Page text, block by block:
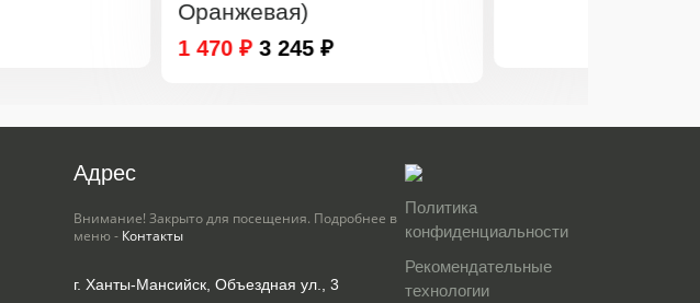
3 245 ₽
Адрес
Внимание! Закрыто для посещения. Подробнее в
меню - Контакты
г. Ханты-Мансийск, Объездная ул., 3
Политика
конфиденциальности
Рекомендательные
технологии